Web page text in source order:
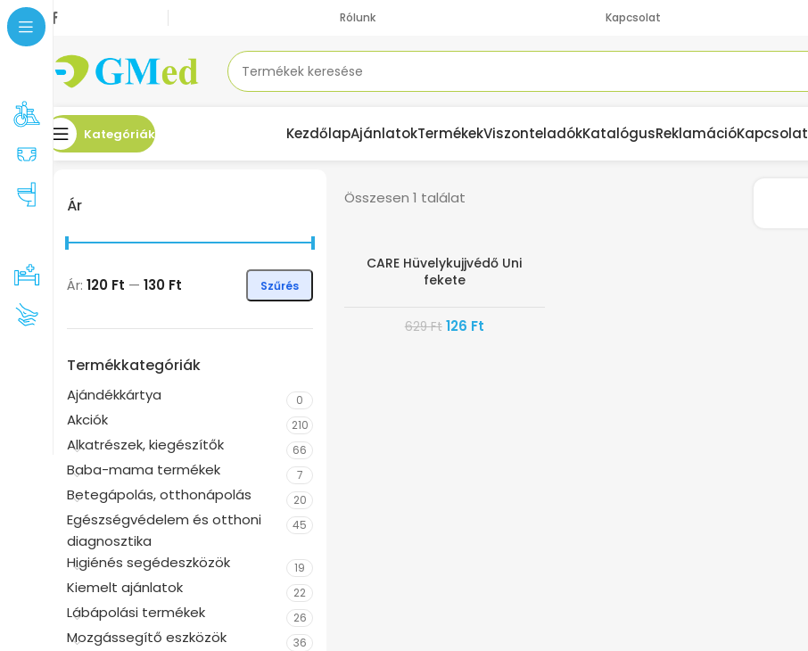
Rólunk Kapcsolat
Kategóriák KezdőlapAjánlatokTermékekViszonteladókKatalógusReklamációKapcsolat
Ár
Szűrés
Ár: 120 Ft — 130 Ft
Termékkategóriák
Ajándékkártya 0
Akciók 210
Alkatrészek, kiegészítők 66
Baba-mama termékek 7
Betegápolás, otthonápolás 20
Egészségvédelem és otthoni
diagnosztika
45
Higiénés segédeszközök 19
Kiemelt ajánlatok 22
Lábápolási termékek 26
Mozgássegítő eszközök 36
Összesen 1 találat
-80%
CARE Hüvelykujjvédő Uni
fekete
629Ft 126 Ft